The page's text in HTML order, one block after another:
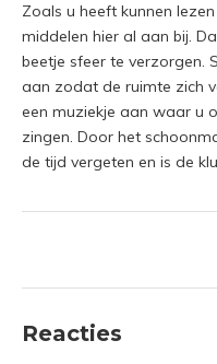
Zoals u heeft kunnen
middelen hier al aan bij.
beetje sfeer te verzorgen.
aan zodat de ruimte zich
een muziekje aan waar u
zingen. Door het
de tijd vergeten en is de
Reacties